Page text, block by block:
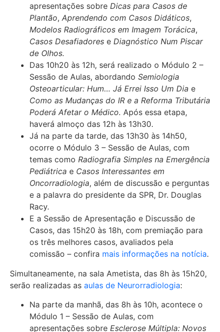
apresentações sobre Dicas para Casos de
Plantão, Aprendendo com Casos Didáticos,
Modelos Radiográficos em Imagem Torácica,
Casos Desafiadores e Diagnóstico Num Piscar
de Olhos.
Das 10h20 às 12h, será realizado o Módulo 2 –
Sessão de Aulas, abordando Semiologia
Osteoarticular: Hum… Já Errei Isso Um Dia e
Como as Mudanças do IR e a Reforma Tributária
Poderá Afetar o Médico. Após essa etapa,
haverá almoço das 12h às 13h30.
Já na parte da tarde, das 13h30 às 14h50,
ocorre o Módulo 3 – Sessão de Aulas, com
temas como Radiografia Simples na Emergência
Pediátrica e Casos Interessantes em
Oncorradiologia, além de discussão e perguntas
e a palavra do presidente da SPR, Dr. Douglas
Racy.
E a Sessão de Apresentação e Discussão de
Casos, das 15h20 às 18h, com premiação para
os três melhores casos, avaliados pela
comissão – confira mais informações na notícia.
Simultaneamente, na sala Ametista, das 8h às 15h20,
serão realizadas as aulas de Neurorradiologia:
Na parte da manhã, das 8h às 10h, acontece o
Módulo 1 – Sessão de Aulas, com
apresentações sobre Esclerose Múltipla: Novos